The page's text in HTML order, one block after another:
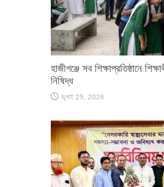
হাজীগঞ্জে সব শিক্ষাপ্রতিষ্ঠানে
নিষিদ্ধ
জুলাই 25, 2026